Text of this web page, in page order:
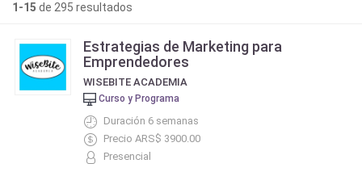
1-15 de 295 resultados
Estrategias de Marketing para
Emprendedores
WISEBITE ACADEMIA
Curso y Programa
Duración 6 semanas
Precio ARS$ 3900.00
Presencial